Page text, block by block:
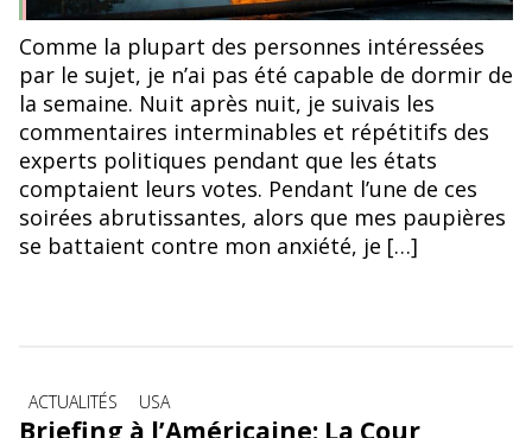
Comme la plupart des personnes intéressées
par le sujet, je n’ai pas été capable de dormir de
la semaine. Nuit après nuit, je suivais les
commentaires interminables et répétitifs des
experts politiques pendant que les états
comptaient leurs votes. Pendant l’une de ces
soirées abrutissantes, alors que mes paupières
se battaient contre mon anxiété, je […]
Catégories
ACTUALITÉS USA
Briefing à l’Américaine: La Cour